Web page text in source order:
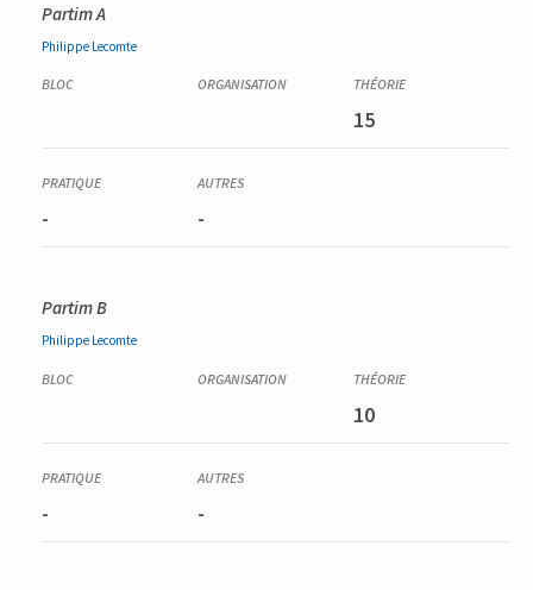
Partim A
Philippe Lecomte
15
- -
Partim B
Philippe Lecomte
10
- -